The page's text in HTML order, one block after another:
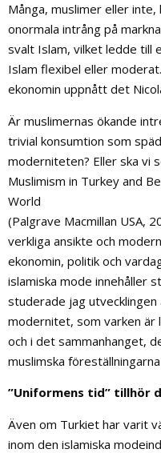
Många, muslimer eller
onormala intrång på
svalt Islam, vilket ledde till
Islam flexibel eller
ekonomin uppnått det
Är muslimernas ökande
trivial konsumtion som
moderniteten? Eller ska vi
Muslimism in Turkey and
World
(Palgrave Macmillan USA,
verkliga ansikte och
ekonomin, politik och
islamiska mode innehåller
studerade jag
modernitet, som varken är
och i det sammanhanget,
muslimska
”Uniformens tid” tillhör
Även om Turkiet har varit
inom den islamiska